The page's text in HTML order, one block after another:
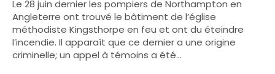
Le 28 juin dernier les pompiers de Northampton en
Angleterre ont trouvé le bâtiment de l’église
méthodiste Kingsthorpe en feu et ont du éteindre
l’incendie. Il apparaît que ce dernier a une origine
criminelle; un appel à témoins a été…